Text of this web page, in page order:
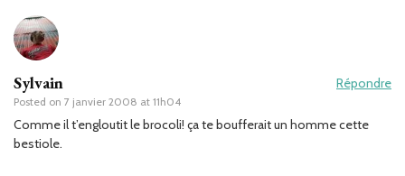
Sylvain
Posted on 7 janvier 2008 at 11h04
Répondre
Comme il t’engloutit le brocoli! ça te boufferait un homme cette
bestiole.